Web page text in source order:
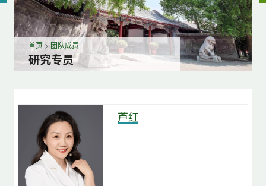
首页 >团队成员
研究专员
芦红